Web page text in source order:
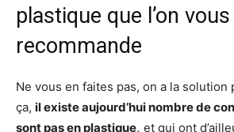
plastique que l’on vous
recommande
Ne vous en faites pas, on a la solution
ça, il existe aujourd’hui nombre de
sont pas en plastique, et qui ont